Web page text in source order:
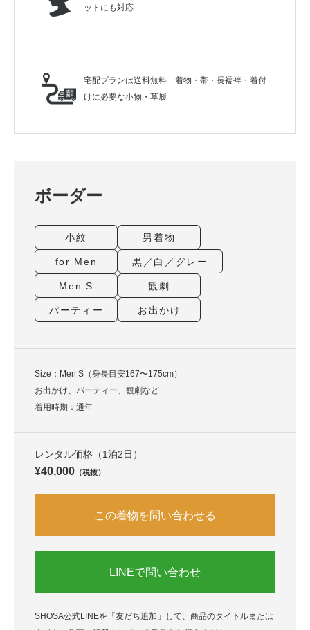
ットにも対応
宅配プランは送料無料 着物・帯・長襦袢・着付
けに必要な小物・草履
ボーダー
小紋 男着物
for Men 黒／白／グレー
Men S 観劇
パーティー お出かけ
Size：Men S（身長目安167〜175cm）
お出かけ、パーティー、観劇など
着用時期：通年
レンタル価格（1泊2日）
¥40,000 （税抜）
この着物を問い合わせる
LINEで問い合わせ
SHOSA公式LINEを「友だち追加」して、商品のタイトルまたは